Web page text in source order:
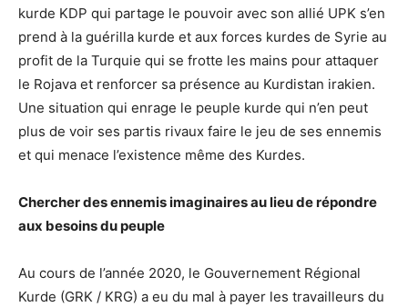
kurde KDP qui partage le pouvoir avec son allié UPK s’en
prend à la guérilla kurde et aux forces kurdes de Syrie au
profit de la Turquie qui se frotte les mains pour attaquer
le Rojava et renforcer sa présence au Kurdistan irakien.
Une situation qui enrage le peuple kurde qui n’en peut
plus de voir ses partis rivaux faire le jeu de ses ennemis
et qui menace l’existence même des Kurdes.
Chercher des ennemis imaginaires au lieu de répondre
aux besoins du peuple
Au cours de l’année 2020, le Gouvernement Régional
Kurde (GRK / KRG) a eu du mal à payer les travailleurs du